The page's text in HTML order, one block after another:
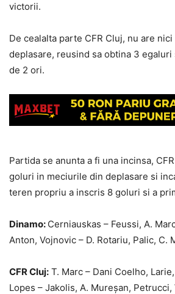
victorii.
De cealalta parte CFR Cluj, nu are
deplasare, reusind sa obtina 3
de 2 ori.
Partida se anunta a fi una incinsa,
goluri in meciurile din deplasare si
teren propriu a inscris 8 goluri si a
Dinamo: Cerniauskas – Feussi, A.
Anton, Vojnovic – D. Rotariu, Palic, C.
CFR Cluj: T. Marc – Dani Coelho,
Lopes – Jakolis, A. Mureşan, Petrucci,